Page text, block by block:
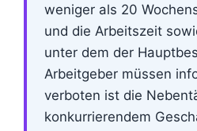
weniger als 20
und die Arbeitszeit
unter dem der
Arbeitgeber müssen
verboten ist die
konkurrierendem